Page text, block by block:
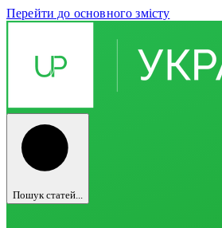
Перейти до основного змісту
Пошук статей...